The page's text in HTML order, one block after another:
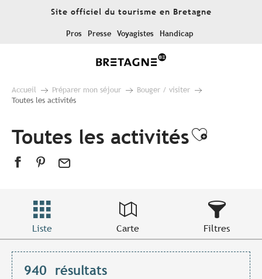
Site officiel du tourisme en Bretagne
Pros Presse Voyagistes Handicap
Accueil Préparer mon séjour
Bouger / visiter
Toutes les activités
Toutes les activités
Liste Carte Filtres
940 résultats